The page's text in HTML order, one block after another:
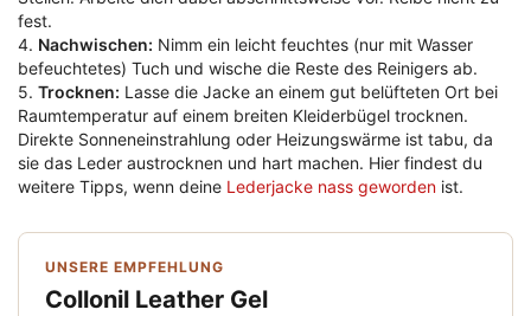
fest.
4. Nachwischen: Nimm ein leicht feuchtes (nur mit Wasser
befeuchtetes) Tuch und wische die Reste des Reinigers ab.
5. Trocknen: Lasse die Jacke an einem gut belüfteten Ort bei
Raumtemperatur auf einem breiten Kleiderbügel trocknen.
Direkte Sonneneinstrahlung oder Heizungswärme ist tabu, da
sie das Leder austrocknen und hart machen. Hier findest du
weitere Tipps, wenn deine Lederjacke nass geworden ist.
UNSERE EMPFEHLUNG
Collonil Leather Gel